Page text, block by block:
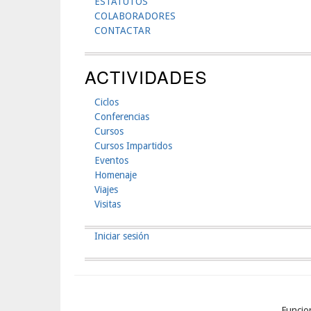
COLABORADORES
CONTACTAR
ACTIVIDADES
Ciclos
Conferencias
Cursos
Cursos Impartidos
Eventos
Homenaje
Viajes
Visitas
Iniciar sesión